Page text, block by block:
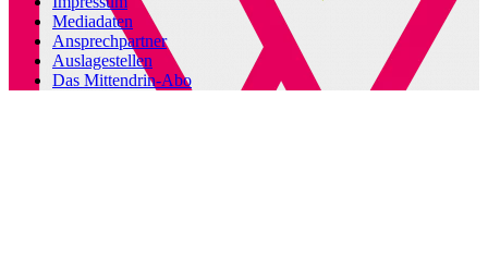
Mediadaten
Ansprechpartner
Auslagestellen
Das Mittendrin-Abo